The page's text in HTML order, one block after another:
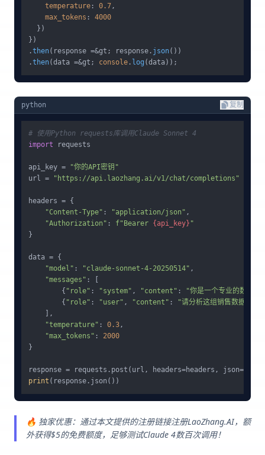
temperature : 0.7,
max_tokens : 4000
  })
})
.then(response =&gt; response. json())
.then(data =&gt; console . log
python 复制
# 使用Python requests库调用Claude Sonnet 4
import requests
api_key =
"你的API密钥"
url =
"https://api.laozhang.ai/v1/chat/completions"
headers = {
"Content-Type" : "application/json" ,
"Authorization" : f"Bearer {api_key} "
}
data = {
"model" : "claude-sonnet-4-20250514" ,
"messages" : [
        {
"role" : "system" , "content" :
"你是一个专业的数据分
        {
"role" : "user" , "content" :
"请分析这组销售数据，找
    ],
"temperature" : 0.3,
"max_tokens" : 2000
}
print
🔥 独家优惠：通过本文提供的注册链接注册LaoZhang.AI，额
外获得$5的免费额度，足够测试Claude 4数百次调用！